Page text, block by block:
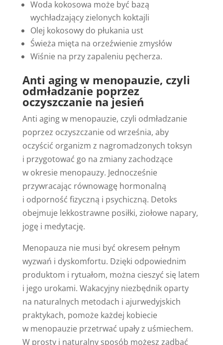
Woda kokosowa może być bazą
wychładzający zielonych koktajli
Olej kokosowy do płukania ust
Świeża mięta na orzeźwienie zmysłów
Wiśnie na przy zapaleniu pęcherza.
Anti aging w menopauzie, czyli
odmładzanie poprzez
oczyszczanie na jesień
Anti aging w menopauzie, czyli odmładzanie
poprzez oczyszczanie od września, aby
oczyścić organizm z nagromadzonych toksyn
i przygotować go na zmiany zachodzące
w okresie menopauzy. Jednocześnie
przywracając równowagę hormonalną
i odporność fizyczną i psychiczną. Detoks
obejmuje lekkostrawne posiłki, ziołowe napary,
jogę i medytację.
Menopauza nie musi być okresem pełnym
wyzwań i dyskomfortu. Dzięki odpowiednim
produktom i rytuałom, można cieszyć się latem
i jego urokami. Wakacyjny niezbędnik oparty
na naturalnych metodach i ajurwedyjskich
praktykach, pomoże każdej kobiecie
w menopauzie przetrwać upały z uśmiechem.
W prosty i naturalny sposób możesz zadbać